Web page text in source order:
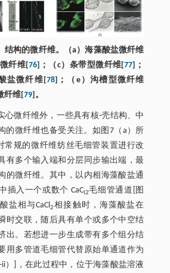
结构的微纤维。（a）海藻酸盐微纤维
纤维[76]；（c）条带型微纤维[77]；
盐微纤维[78]；（e）沟槽型微纤维
纤维[79]。
心微纤维外，一些具有核-壳结构、中
的微纤维也备受关注。如图7（a）所
常规的微纤维纺丝毛细管装置进行改
有多个输入端和分层同步输出端，最
的微纤维。其中，以内相海藻酸盐通
插入一个或数个 CaCl2毛细管通道[图
盐相与CaCl2相接触时，海藻酸盐在
时交联，随后具有单个或多个中空结
出。若想进一步生成带有多个组分结
用多管道毛细管代替原始单通道作为
）]，在此过程中，位于海藻酸盐溶液